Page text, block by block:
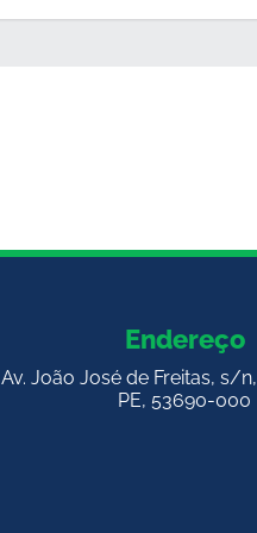
Endereço
Av. João José de Freitas, s/
PE, 53690-000